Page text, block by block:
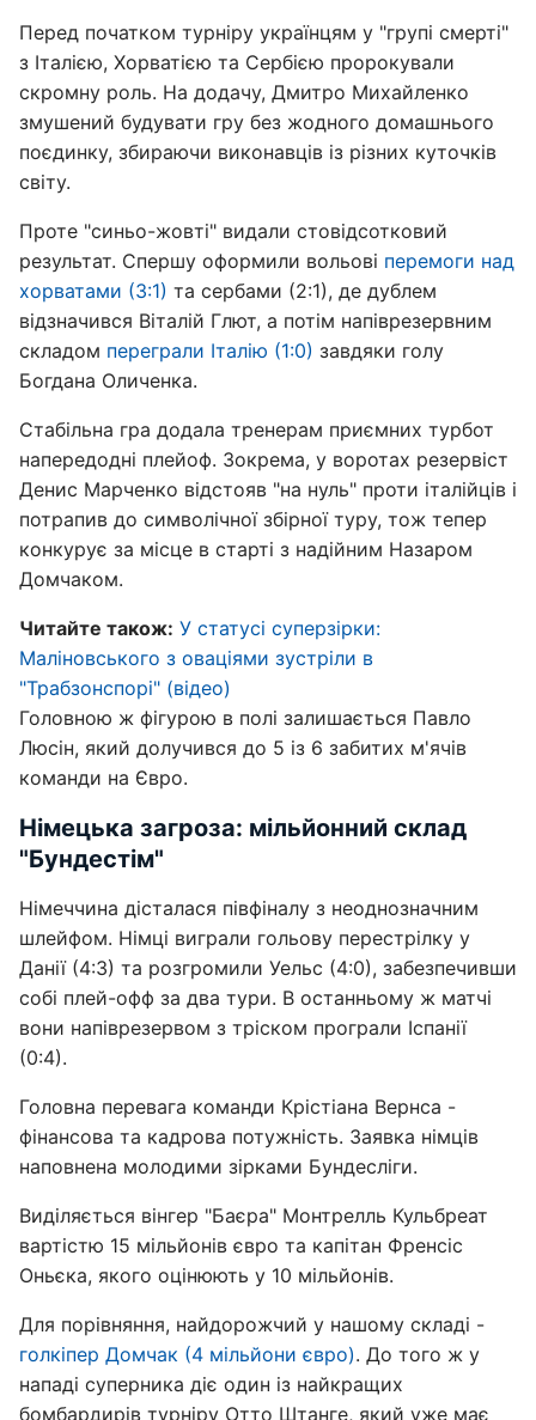
Перед початком турніру українцям у "групі смерті"
з Італією, Хорватією та Сербією пророкували
скромну роль. На додачу, Дмитро Михайленко
змушений будувати гру без жодного домашнього
поєдинку, збираючи виконавців із різних куточків
світу.
Проте "синьо-жовті" видали стовідсотковий
результат. Спершу оформили вольові перемоги над
хорватами (3:1) та сербами (2:1), де дублем
відзначився Віталій Глют, а потім напіврезервним
складом переграли Італію (1:0) завдяки голу
Богдана Оличенка.
Стабільна гра додала тренерам приємних турбот
напередодні плейоф. Зокрема, у воротах резервіст
Денис Марченко відстояв "на нуль" проти італійців і
потрапив до символічної збірної туру, тож тепер
конкурує за місце в старті з надійним Назаром
Домчаком.
Читайте також: У статусі суперзірки:
Маліновського з оваціями зустріли в
"Трабзонспорі" (відео)
Головною ж фігурою в полі залишається Павло
Люсін, який долучився до 5 із 6 забитих м'ячів
команди на Євро.
Німецька загроза: мільйонний склад
"Бундестім"
Німеччина дісталася півфіналу з неоднозначним
шлейфом. Німці виграли гольову перестрілку у
Данії (4:3) та розгромили Уельс (4:0), забезпечивши
собі плей-офф за два тури. В останньому ж матчі
вони напіврезервом з тріском програли Іспанії
(0:4).
Головна перевага команди Крістіана Вернса -
фінансова та кадрова потужність. Заявка німців
наповнена молодими зірками Бундесліги.
Виділяється вінгер "Баєра" Монтрелль Кульбреат
вартістю 15 мільйонів євро та капітан Френсіс
Оньєка, якого оцінюють у 10 мільйонів.
Для порівняння, найдорожчий у нашому складі -
голкіпер Домчак (4 мільйони євро). До того ж у
нападі суперника діє один із найкращих
бомбардирів турніру Отто Штанге, який уже має